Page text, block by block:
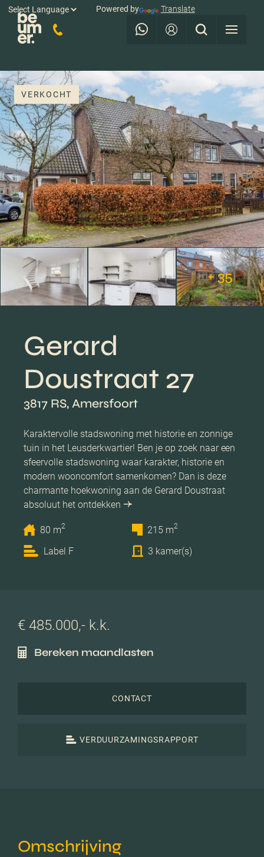
Powered by Translate
VERKOCHT
+ 35
Gerard
Doustraat 27
3817 RS, Amersfoort
Karaktervolle stadswoning met historie en zonnige
tuin in het Leusderkwartier! Ben je op zoek naar een
sfeervolle stadswoning waar karakter, historie en
modern wooncomfort samenkomen? Dan is deze
charmante hoekwoning aan de Gerard Doustraat
absoluut het ontdekken
80 m2 215 m2
Label F 3 kamer(s)
€ 485.000,- k.k.
Bereken maandlasten
CONTACT
VERDUURZAMINGSRAPPORT
Omschrijving